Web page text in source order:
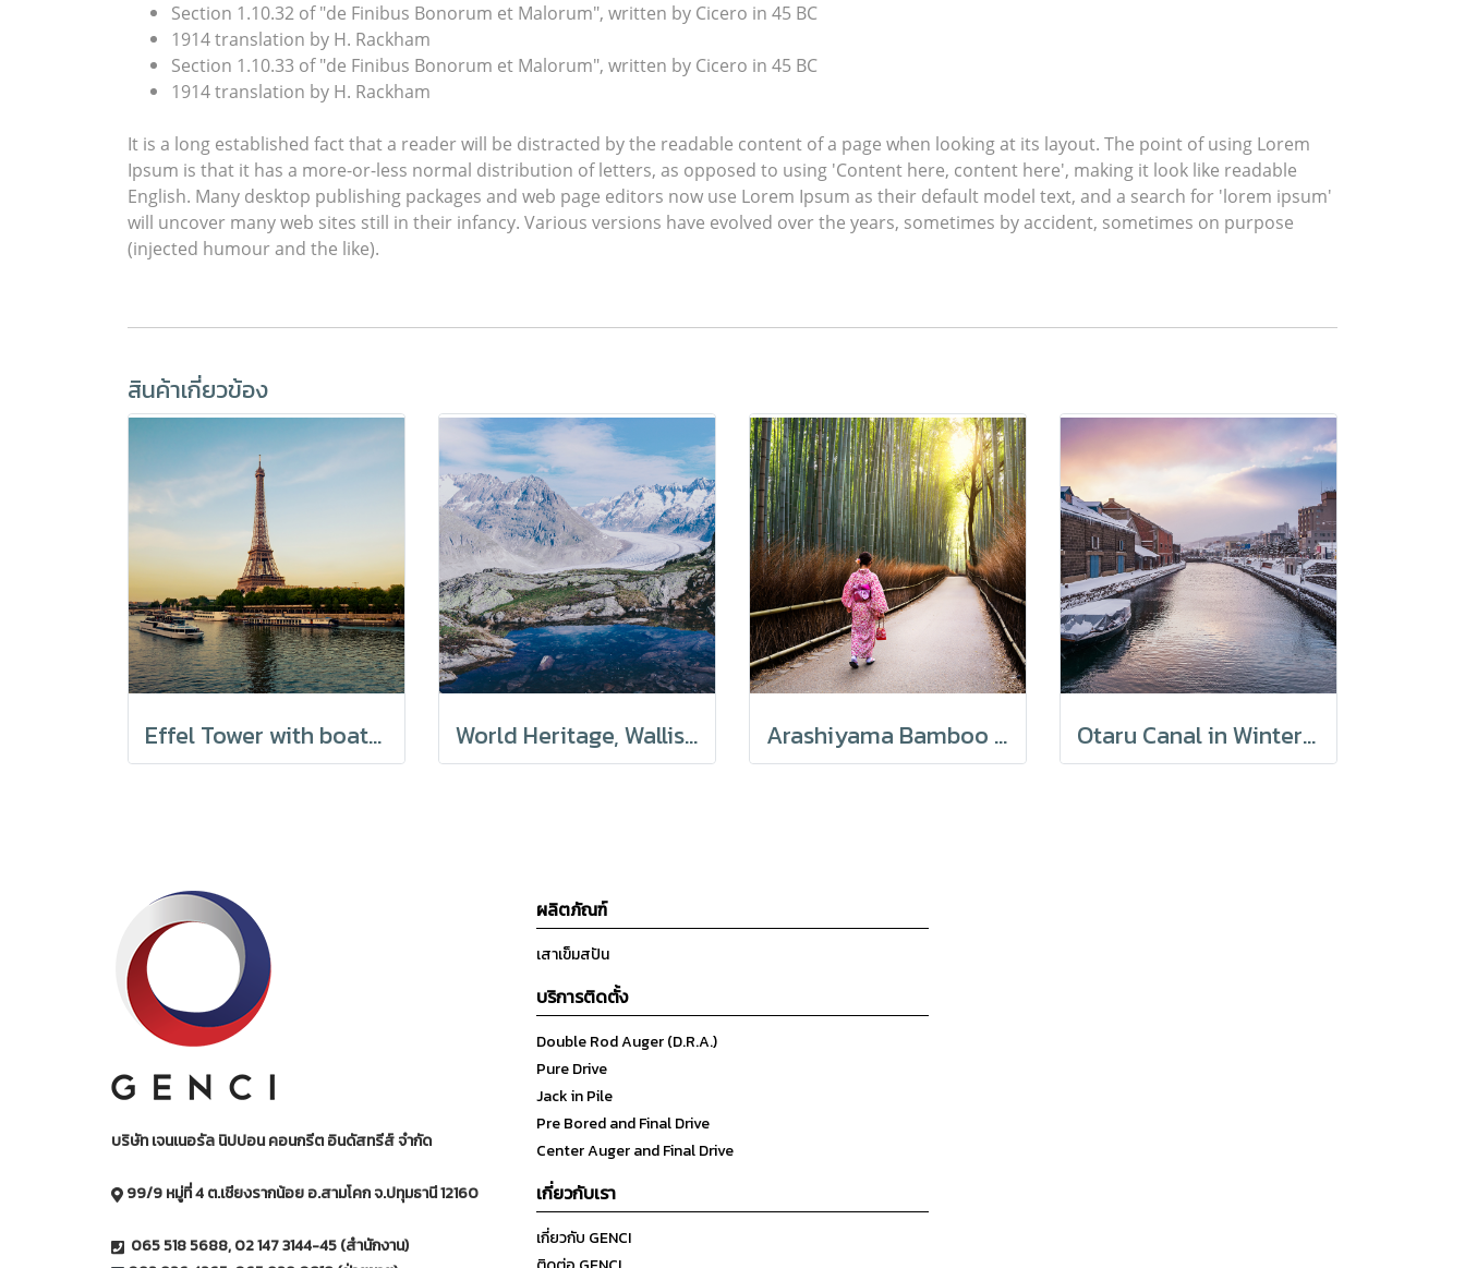
Section 1.10.32 of "de Finibus Bonorum et Malorum", written by Cicero in 45 BC
1914 translation by H. Rackham
Section 1.10.33 of "de Finibus Bonorum et Malorum", written by Cicero in 45 BC
1914 translation by H. Rackham
It is a long established fact that a reader will be distracted by the readable content of a page when looking at its layout. The point of using Lorem
Ipsum is that it has a more-or-less normal distribution of letters, as opposed to using 'Content here, content here', making it look like readable
English. Many desktop publishing packages and web page editors now use Lorem Ipsum as their default model text, and a search for 'lorem ipsum'
will uncover many web sites still in their infancy. Various versions have evolved over the years, sometimes by accident, sometimes on purpose
(injected humour and the like).
สินค้าเกี่ยวข้อง
Effel Tower with boats in evening Paris, France World Heritage, Wallis Switzerland Arashiyama Bamboo Forest in Sagano, Japan Otaru Canal in Winter Moring, Hokkaido, Japan
บริษัท เจนเนอรัล นิปปอน คอนกรีต อินดัสทรีส์ จำกัด
99/9 หมู่ที่ 4 ต.เชียงรากน้อย อ.สามโคก จ.ปทุมธานี 12160
065 518 5688, 02 147 3144-45 (สำนักงาน)
ผลิตภัณฑ์
เสาเข็มสปัน
บริการติดตั้ง
Double Rod Auger (D.R.A.)
Pure Drive
Jack in Pile
Pre Bored and Final Drive
Center Auger and Final Drive
เกี่ยวกับเรา
เกี่ยวกับ GENCI